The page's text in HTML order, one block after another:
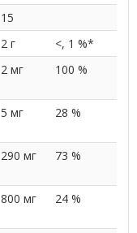
15
2 г
<, 1 %*
2 мг 100 %
5 мг 28 %
290 мг 73 %
800 мг 24 %